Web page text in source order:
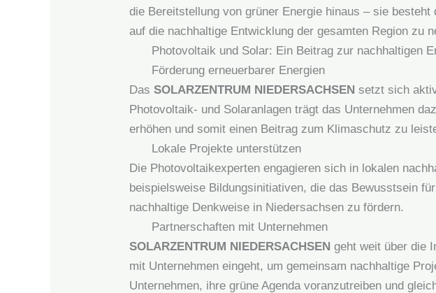
die Bereitstellung von grüner Energie hinaus – sie
auf die nachhaltige Entwicklung der gesamten Region zu
Photovoltaik und Solar: Ein Beitrag zur nachhaltigen
Förderung erneuerbarer Energien
DasSOLARZENTRUM NIEDERSACHSEN setzt sich
Photovoltaik- und Solaranlagen trägt das Unternehmen
erhöhen und somit einen Beitrag zum Klimaschutz zu
Lokale Projekte unterstützen
Die Photovoltaikexperten engagieren sich in lokalen
beispielsweise Bildungsinitiativen, die das Bewusstsein
nachhaltige Denkweise in Niedersachsen zu fördern.
Partnerschaften mit Unternehmen
SOLARZENTRUM NIEDERSACHSEN geht weit über die
mit Unternehmen eingeht, um gemeinsam nachhaltige
Unternehmen, ihre grüne Agenda voranzutreiben und